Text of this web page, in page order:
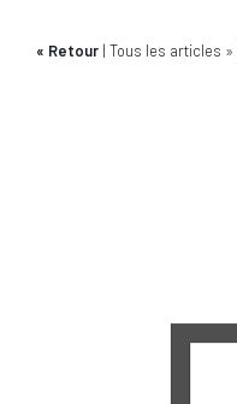
Retour Tous les articles